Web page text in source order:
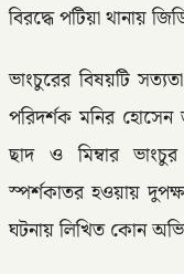
বিরদ্ধে পটিয়া থানায়
ভাংচুরের বিষয়টি
পরিদর্শক মনির হোসেন
ছাদ ও মিম্বার
স্পর্শকাতর হওয়ায়
ঘটনায় লিখিত কোন